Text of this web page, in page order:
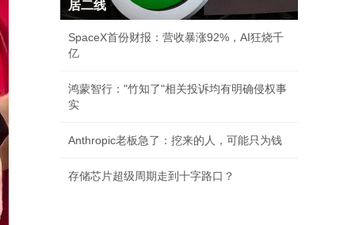
居二线
SpaceX首份财报：营收暴涨92%，AI狂烧千
亿
鸿蒙智行："竹知了"相关投诉均有明确侵权事
实
Anthropic老板急了：挖来的人，可能只为钱
存储芯片超级周期走到十字路口？